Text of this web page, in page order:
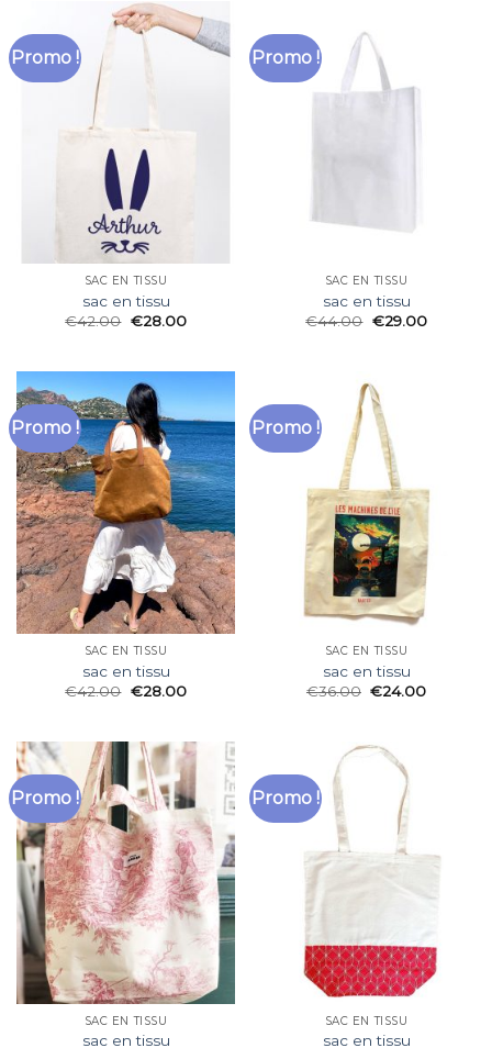
Promo !
SAC EN TISSU
sac en tissu
€42.00 €28.00
Promo !
SAC EN TISSU
sac en tissu
€44.00 €29.00
Promo !
SAC EN TISSU
sac en tissu
€42.00 €28.00
Promo !
SAC EN TISSU
sac en tissu
€36.00 €24.00
Promo !
SAC EN TISSU
sac en tissu
Promo !
SAC EN TISSU
sac en tissu